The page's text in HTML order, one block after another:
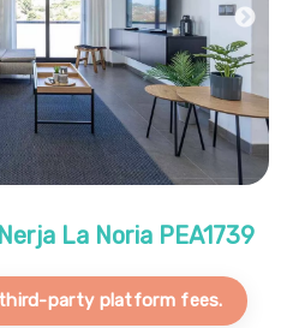
La Noria PEA1739
party platform fees.